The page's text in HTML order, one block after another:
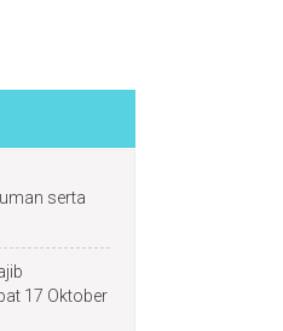
serta
17 Oktober